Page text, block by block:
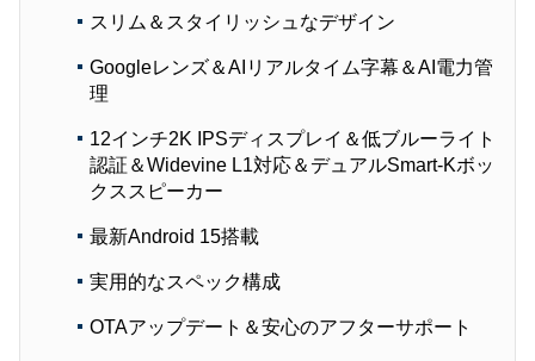
スリム＆スタイリッシュなデザイン
Googleレンズ＆AIリアルタイム字幕＆AI電力管
理
12インチ2K IPSディスプレイ＆低ブルーライト
認証＆Widevine L1対応＆デュアルSmart-Kボッ
クススピーカー
最新Android 15搭載
実用的なスペック構成
OTAアップデート＆安心のアフターサポート